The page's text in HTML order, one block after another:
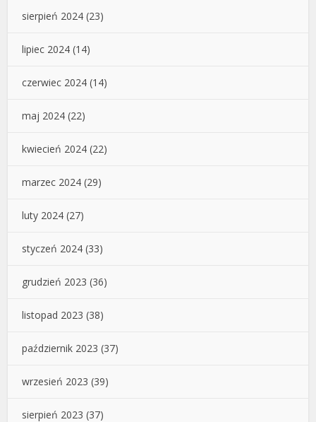
sierpień 2024 (23)
lipiec 2024 (14)
czerwiec 2024 (14)
maj 2024 (22)
kwiecień 2024 (22)
marzec 2024 (29)
luty 2024 (27)
styczeń 2024 (33)
grudzień 2023 (36)
listopad 2023 (38)
październik 2023 (37)
wrzesień 2023 (39)
sierpień 2023 (37)